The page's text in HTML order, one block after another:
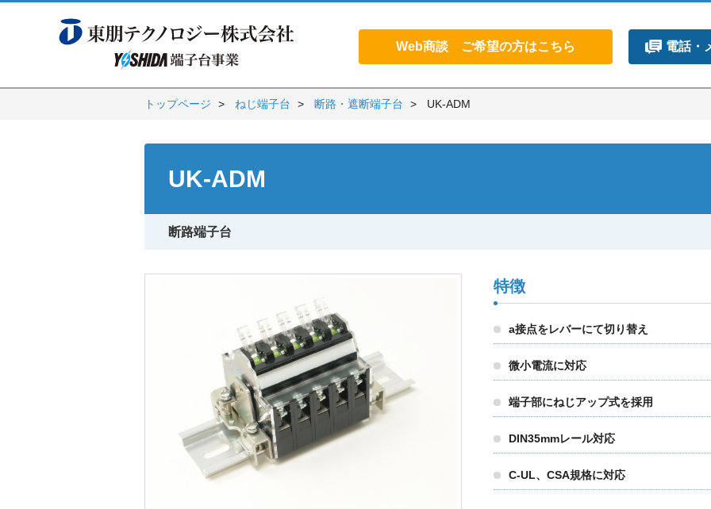
Web商談 ご希望の方はこちら 電話・
トップページ ねじ端子台 断路・遮断端子台 UK-ADM
UK-ADM
断路端子台
特徴
a接点をレバーにて切り替え
微小電流に対応
端子部にねじアップ式を採用
DIN35mmレール対応
C-UL、CSA規格に対応